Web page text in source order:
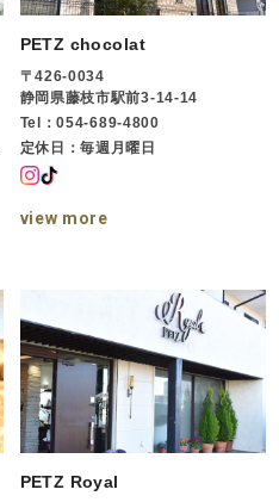
PETZ chocolat
〒426-0034
静岡県藤枝市駅前3-14-14
Tel：054-689-4800
定休日：毎週月曜日
view more
PETZ Royal